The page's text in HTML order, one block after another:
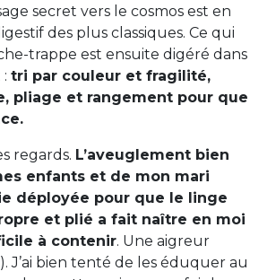
secret vers le cosmos est en
des plus classiques. Ce qui
trappe est ensuite digéré dans
tri par couleur et fragilité,
pliage et rangement pour que
regards. L’aveuglement bien
enfants et de mon mari
déployée pour que le linge
et plié a fait naître en moi
à contenir. Une aigreur
J’ai bien tenté de les éduquer au